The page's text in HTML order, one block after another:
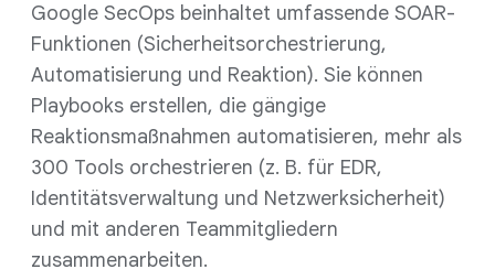
Google SecOps beinhaltet umfassende SOAR-
Funktionen (Sicherheitsorchestrierung,
Automatisierung und Reaktion). Sie können
Playbooks erstellen, die gängige
Reaktionsmaßnahmen automatisieren, mehr als
300 Tools orchestrieren (z. B. für EDR,
Identitätsverwaltung und Netzwerksicherheit)
und mit anderen Teammitgliedern
zusammenarbeiten.